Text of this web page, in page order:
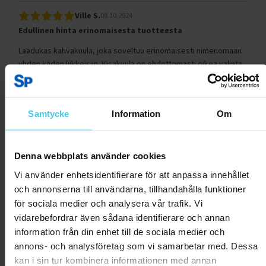
Samtycke Information Om
Denna webbplats använder cookies
Vi använder enhetsidentifierare för att anpassa innehållet
och annonserna till användarna, tillhandahålla funktioner
för sociala medier och analysera vår trafik. Vi
vidarebefordrar även sådana identifierare och annan
information från din enhet till de sociala medier och
annons- och analysföretag som vi samarbetar med. Dessa
kan i sin tur kombinera informationen med annan
Ville S.08.10.2024
Edullinen hinta erinomaisesta tuotteesta
Laadukas kahvakuula, joka soveltuu erinomaisesti nimenomaan
yhden käden liikkeisiin. Kisakuula on ehdottomasti oikea valinta
silloin, kun tarkoituksena on tehdä liikkeitä yhdellä kädellä ja
tuplakuulilla saa suurimman hyödyn kahvakuulaharjoittelusta.
kädellä tehtäviin swingeihin tms. Hinta oli todella sopiva näin
laadukkaasta tuotteesta!
Var
till
hjälp?
1 0
Rapportera som olämplig
Reijo M.03.10.2024
Hyvin toimiva kuula ja väri piristävä